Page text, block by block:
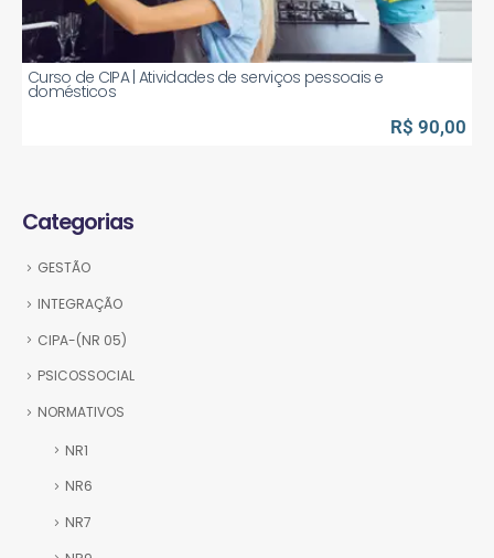
Curso de CIPA | Atividades de serviços pessoais e
domésticos
R$ 90,00
Categorias
GESTÃO
INTEGRAÇÃO
CIPA-(NR 05)
PSICOSSOCIAL
NORMATIVOS
NR1
NR6
NR7